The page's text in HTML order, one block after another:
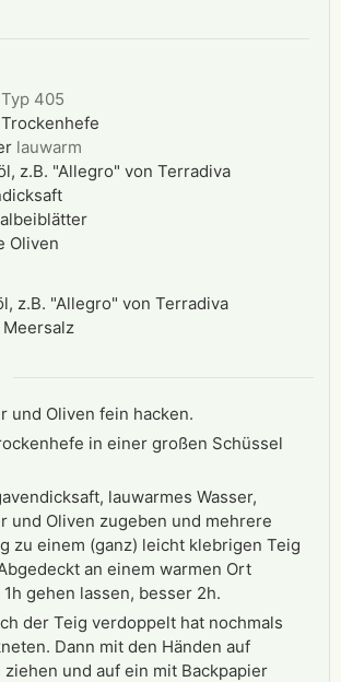
Typ 405
Trockenhefe
lauwarm
z.B. "Allegro" von Terradiva
Oliven
z.B. "Allegro" von Terradiva
und Oliven fein hacken.
in einer großen Schüssel
lauwarmes Wasser,
und Oliven zugeben und mehrere
zu einem (ganz) leicht klebrigen Teig
an einem warmen Ort
gehen lassen, besser 2h.
der Teig verdoppelt hat nochmals
Dann mit den Händen auf
ziehen und auf ein mit Backpapier